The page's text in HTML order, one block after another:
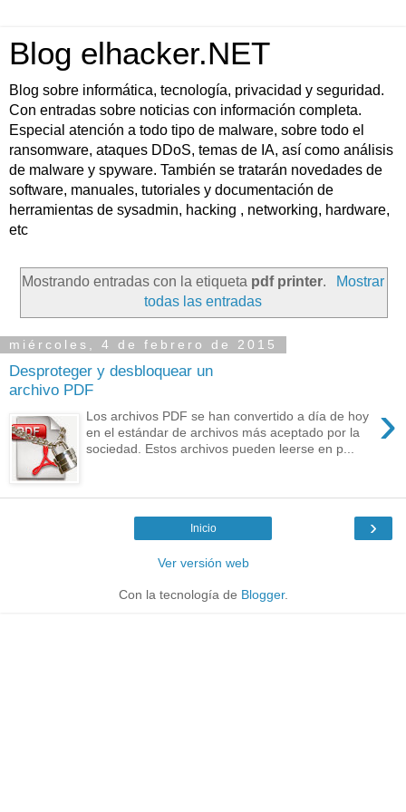
Blog elhacker.NET
Blog sobre informática, tecnología, privacidad y seguridad.
Con entradas sobre noticias con información completa.
Especial atención a todo tipo de malware, sobre todo el
ransomware, ataques DDoS, temas de IA, así como análisis
de malware y spyware. También se tratarán novedades de
software, manuales, tutoriales y documentación de
herramientas de sysadmin, hacking , networking, hardware,
etc
Mostrando entradas con la etiqueta pdf printer.
Mostrar
todas las entradas
miércoles, 4 de febrero de 2015
Desproteger y desbloquear un
archivo PDF
›
Los archivos PDF se han convertido a día de hoy
en el estándar de archivos más aceptado por la
sociedad. Estos archivos pueden leerse en p...
›
Inicio
Ver versión web
Con la tecnología de Blogger.